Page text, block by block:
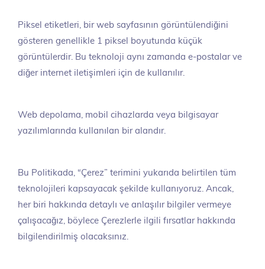
Piksel etiketleri, bir web sayfasının görüntülendiğini
gösteren genellikle 1 piksel boyutunda küçük
görüntülerdir. Bu teknoloji aynı zamanda e-postalar ve
diğer internet iletişimleri için de kullanılır.
Web depolama, mobil cihazlarda veya bilgisayar
yazılımlarında kullanılan bir alandır.
Bu Politikada, “Çerez” terimini yukarıda belirtilen tüm
teknolojileri kapsayacak şekilde kullanıyoruz. Ancak,
her biri hakkında detaylı ve anlaşılır bilgiler vermeye
çalışacağız, böylece Çerezlerle ilgili fırsatlar hakkında
bilgilendirilmiş olacaksınız.